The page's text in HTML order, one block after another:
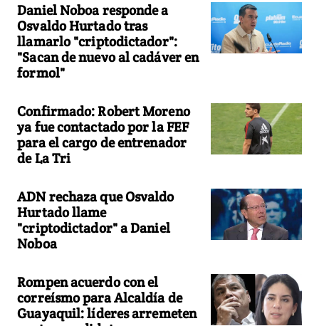
Daniel Noboa responde a
Osvaldo Hurtado tras
llamarlo "criptodictador":
"Sacan de nuevo al cadáver en
formol"
Confirmado: Robert Moreno
ya fue contactado por la FEF
para el cargo de entrenador
de La Tri
ADN rechaza que Osvaldo
Hurtado llame
"criptodictador" a Daniel
Noboa
Rompen acuerdo con el
correísmo para Alcaldía de
Guayaquil: líderes arremeten